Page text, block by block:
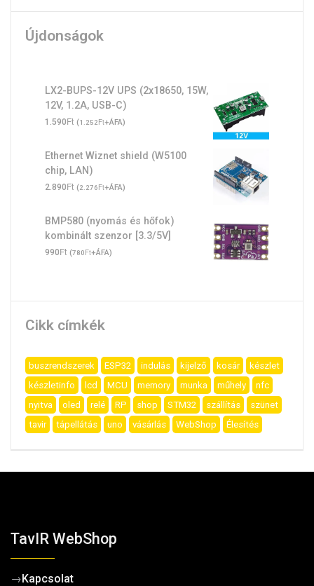
Újdonságok
LX2-BUPS-12V UPS (2x18650, 15W,
12V, 1.2A, USB-C)
1.590Ft (1.252Ft+ÁFA)
Ethernet Wiznet shield (W5100
chip, LAN)
2.890Ft (2.276Ft+ÁFA)
BMP580 (nyomás és hőfok)
kombinált szenzor [3.3/5V]
990Ft (780Ft+ÁFA)
Cikk címkék
buszrendszerek ESP32 indulás kijelző kosár
készlet
készletinfo
lcd MCU memory munka műhely
nfc
nyitva
oled relé RP shop STM32 szállítás
szünet
tavir
tápellátás uno vásárlás WebShop Élesítés
TavIR WebShop
→Kapcsolat